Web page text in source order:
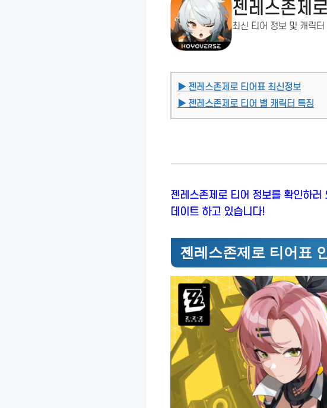
젠레스존제
최신 티어 정보 및 캐릭터
▶ 젠레스존제로 티어표 최신정보
▶ 젠레스존제로 티어 별 캐릭터 특징
젠레스존제로 티어 정보를 확인하
데이트 하고 있습니다!
젠레스존제로 티어표